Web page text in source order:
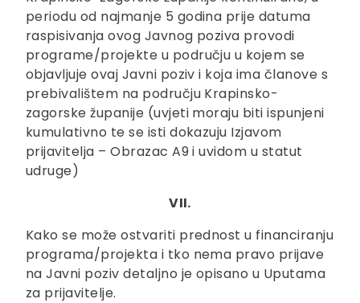
periodu od najmanje 5 godina prije datuma
raspisivanja ovog Javnog poziva provodi
programe/projekte u području u kojem se
objavljuje ovaj Javni poziv i koja ima članove s
prebivalištem na području Krapinsko-
zagorske županije (uvjeti moraju biti ispunjeni
kumulativno te se isti dokazuju Izjavom
prijavitelja – Obrazac A9 i uvidom u statut
udruge)
VII.
Kako se može ostvariti prednost u financiranju
programa/projekta i tko nema pravo prijave
na Javni poziv detaljno je opisano u Uputama
za prijavitelje.